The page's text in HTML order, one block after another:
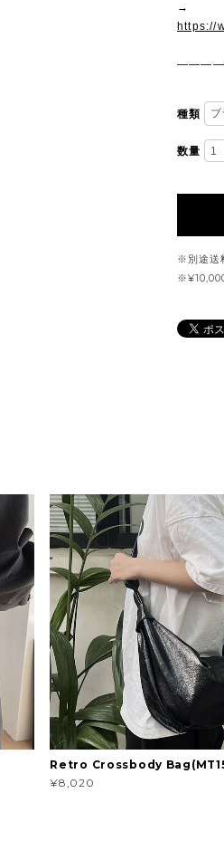
→
https://
種類
数量
※別途送
Retro Crossbody
¥8,020